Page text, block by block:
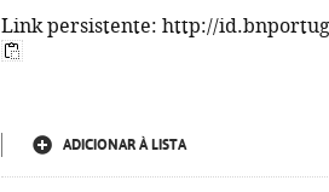
Link persistente: http://
ADICIONAR À LISTA